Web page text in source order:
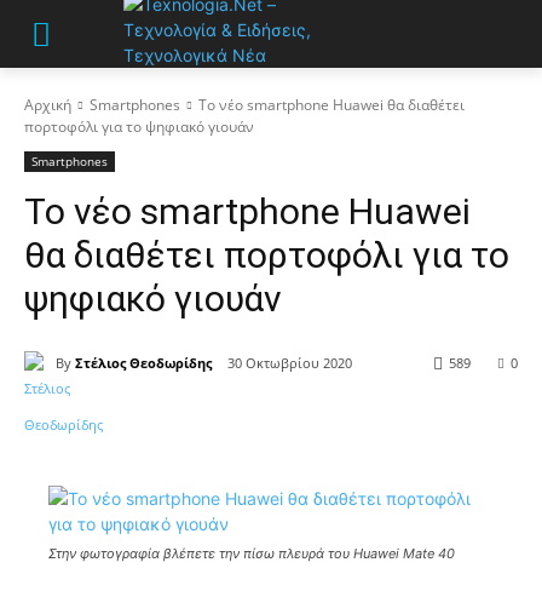
Αρχική Smartphones
Το νέο smartphone Huawei θα διαθέτει
πορτοφόλι για το ψηφιακό γιουάν
Smartphones
Το νέο smartphone Huawei
θα διαθέτει πορτοφόλι για το
ψηφιακό γιουάν
By Στέλιος Θεοδωρίδης 30 Οκτωβρίου 2020 0
589
Στην φωτογραφία βλέπετε την πίσω πλευρά του Huawei Mate 40